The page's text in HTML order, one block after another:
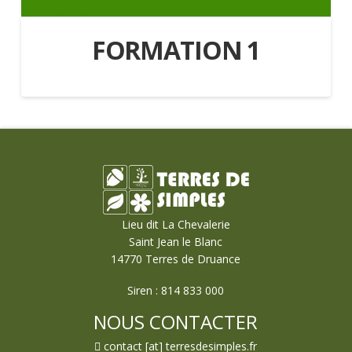
FORMATION 1
Lieu dit La Chevalerie
Saint Jean le Blanc
14770 Terres de Druance
Siren : 814 833 000
NOUS CONTACTER
contact [at] terresdesimples.fr